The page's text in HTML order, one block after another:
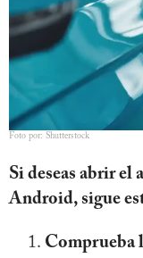
Foto por: Shutterstock
Si deseas abrir el
Android, sigue
Comprueba